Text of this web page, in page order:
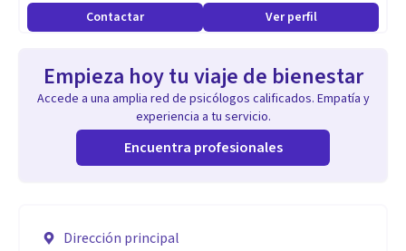
Contactar Ver perfil
Empieza hoy tu viaje de bienestar
Accede a una amplia red de psicólogos calificados. Empatía y
experiencia a tu servicio.
Encuentra profesionales
Dirección principal